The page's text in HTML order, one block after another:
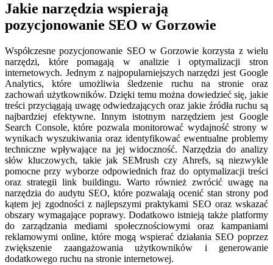
Jakie narzędzia wspierają
pozycjonowanie SEO w Gorzowie
Współczesne pozycjonowanie SEO w Gorzowie korzysta z wielu
narzędzi, które pomagają w analizie i optymalizacji stron
internetowych. Jednym z najpopularniejszych narzędzi jest Google
Analytics, które umożliwia śledzenie ruchu na stronie oraz
zachowań użytkowników. Dzięki temu można dowiedzieć się, jakie
treści przyciągają uwagę odwiedzających oraz jakie źródła ruchu są
najbardziej efektywne. Innym istotnym narzędziem jest Google
Search Console, które pozwala monitorować wydajność strony w
wynikach wyszukiwania oraz identyfikować ewentualne problemy
techniczne wpływające na jej widoczność. Narzędzia do analizy
słów kluczowych, takie jak SEMrush czy Ahrefs, są niezwykle
pomocne przy wyborze odpowiednich fraz do optymalizacji treści
oraz strategii link buildingu. Warto również zwrócić uwagę na
narzędzia do audytu SEO, które pozwalają ocenić stan strony pod
kątem jej zgodności z najlepszymi praktykami SEO oraz wskazać
obszary wymagające poprawy. Dodatkowo istnieją także platformy
do zarządzania mediami społecznościowymi oraz kampaniami
reklamowymi online, które mogą wspierać działania SEO poprzez
zwiększenie zaangażowania użytkowników i generowanie
dodatkowego ruchu na stronie internetowej.